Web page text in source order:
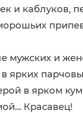
и каблуков,
мужских и
ярких
в ярком
Красавец!